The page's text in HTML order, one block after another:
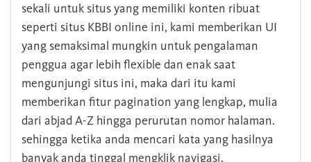
sekali untuk situs yang memiliki konten ribuat
seperti situs KBBI online ini, kami memberikan UI
yang semaksimal mungkin untuk pengalaman
penggua agar lebih flexible dan enak saat
mengunjungi situs ini, maka dari itu kami
memberikan fitur pagination yang lengkap, mulia
dari abjad A-Z hingga perurutan nomor halaman.
sehingga ketika anda mencari kata yang hasilnya
banyak anda tinggal mengklik navigasi.